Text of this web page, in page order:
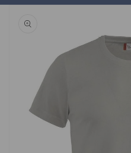
Passa alle
sul prodotto